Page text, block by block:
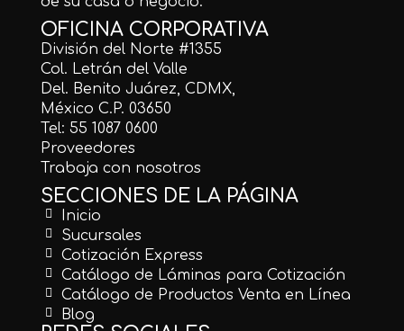
OFICINA CORPORATIVA
División del Norte #1355
Col. Letrán del Valle
Del. Benito Juárez, CDMX,
México C.P. 03650
Tel: 55 1087 0600
Proveedores
Trabaja con nosotros
SECCIONES DE LA PÁGINA
Inicio
Sucursales
Cotización Express
Catálogo de Láminas para Cotización
Catálogo de Productos Venta en Línea
Blog